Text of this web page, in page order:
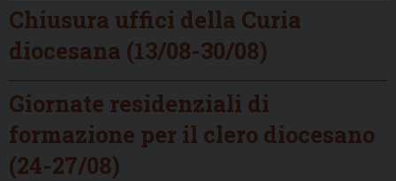
Chiusura uffici della Curia
diocesana (13/08-30/08)
Giornate residenziali di
formazione per il clero diocesano
(24-27/08)